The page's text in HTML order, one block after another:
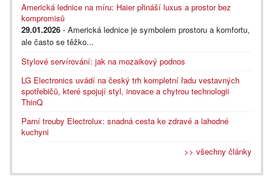
Americká lednice na míru: Haier přináší luxus a prostor bez
kompromisů
29.01.2026 - Americká lednice je symbolem prostoru a komfortu,
ale často se těžko...
Stylové servírování: jak na mozaikový podnos
LG Electronics uvádí na český trh kompletní řadu vestavných
spotřebičů, které spojují styl, inovace a chytrou technologii
ThinQ
Parní trouby Electrolux: snadná cesta ke zdravé a lahodné
kuchyni
>> všechny články